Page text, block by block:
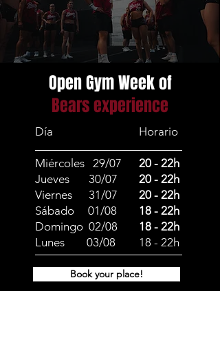
Open Gym Week of
Bears experience
Horario
20 - 22h
20 - 22h
20 - 22h
18 - 22h
18 - 22h
18 - 22h
Día
Miércoles 29/07
Jueves 30/07
Viernes 31/07
Sábado 01/08
Domingo 02/08
Lunes 03/08
Book your place!